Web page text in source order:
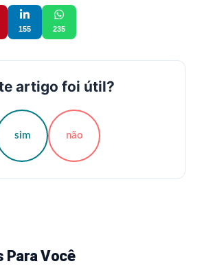
155 235
artigo foi útil?
sim não
Para Você